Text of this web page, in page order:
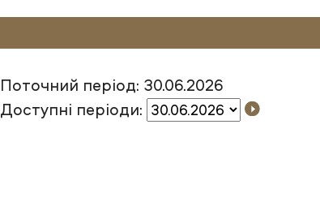
Поточний період: 30.06.2026
Доступні періоди: